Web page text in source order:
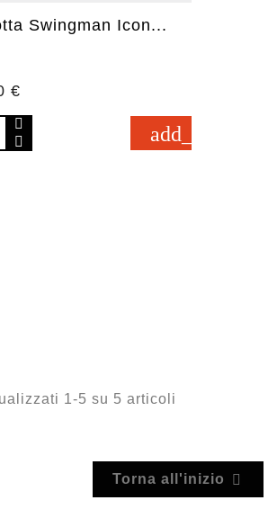
Swingman Icon...
€
1-5 su 5 articoli
Torna all'inizio 